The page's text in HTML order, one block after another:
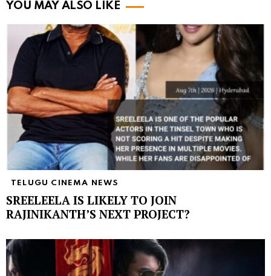
YOU MAY ALSO LIKE
TELUGU CINEMA NEWS
SREELEELA IS LIKELY TO JOIN
RAJINIKANTH’S NEXT PROJECT?